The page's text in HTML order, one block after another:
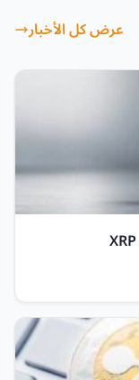
عرض كل الأخبار